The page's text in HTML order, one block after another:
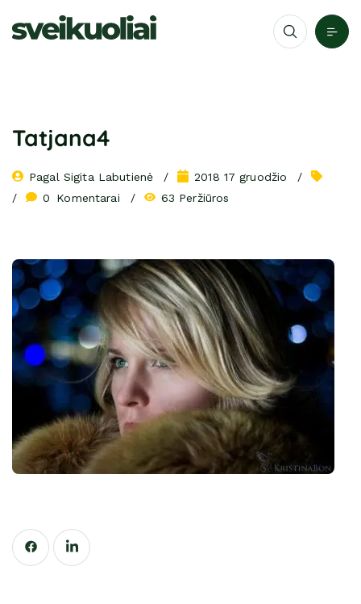
Tatjana4
Pagal Sigita Labutienė
2018 17 gruodžio
0
Komentarai 63 Peržiūros